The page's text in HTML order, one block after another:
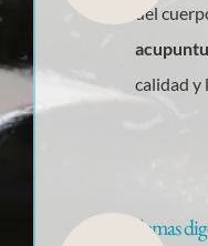
del
calidad y
Problemas